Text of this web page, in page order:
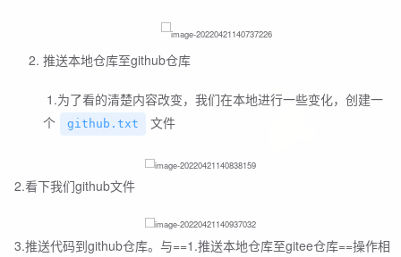
推送本地仓库至github仓库
​ 1.为了看的清楚内容改变，我们在本地进行一些变化，创建一
个
github.txt 文件
​ 2.看下我们github文件
​ 3.推送代码到github仓库。与==1.推送本地仓库至gitee仓库==操作相